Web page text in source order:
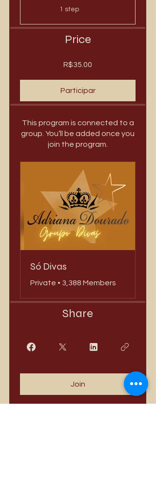
.
1 step
Price
R$35.00
Participar
This program is connected to a
group. You’ll be added once you
join the program.
Só Divas
Private • 3,388 Members
Share
Join